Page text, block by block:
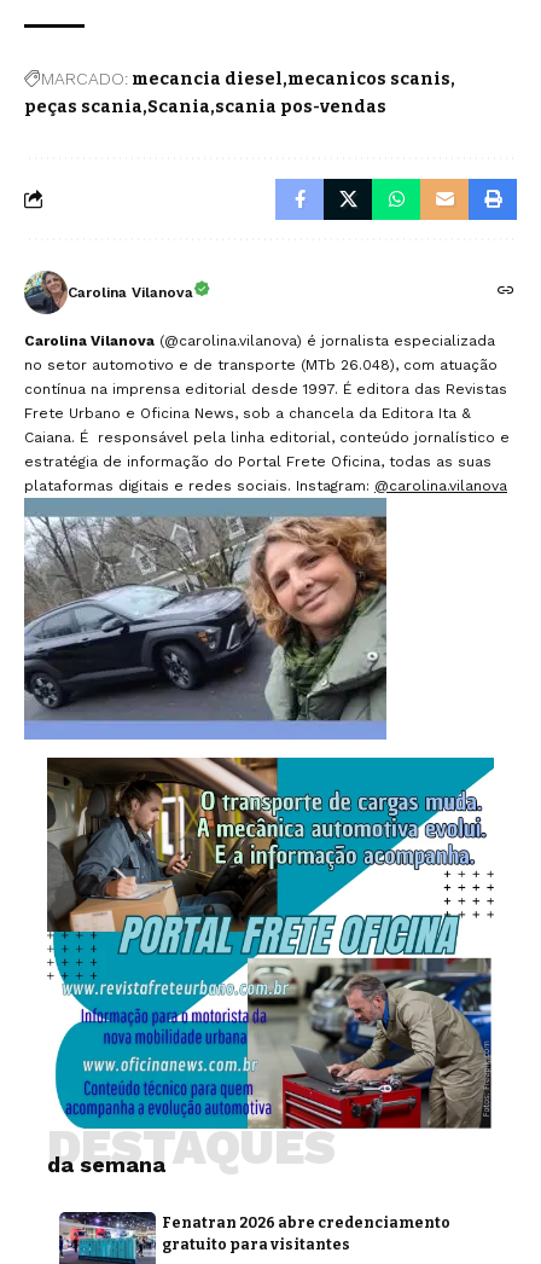
MARCADO: mecancia diesel mecanicos scanis
peças scania Scania scania pos-vendas
Carolina Vilanova
Carolina Vilanova (@carolina.vilanova) é jornalista especializada
no setor automotivo e de transporte (MTb 26.048), com atuação
contínua na imprensa editorial desde 1997. É editora das Revistas
Frete Urbano e Oficina News, sob a chancela da Editora Ita &
Caiana. É responsável pela linha editorial, conteúdo jornalístico e
estratégia de informação do Portal Frete Oficina, todas as suas
plataformas digitais e redes sociais. Instagram: @carolina.vilanova
da semana
DESTAQUES
Fenatran 2026 abre credenciamento
gratuito para visitantes